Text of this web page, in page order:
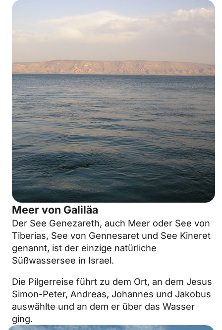
Meer von Galiläa
Der See Genezareth, auch Meer oder See von
Tiberias, See von Gennesaret und See Kineret
genannt, ist der einzige natürliche
Süßwassersee in Israel.
Die Pilgerreise führt zu dem Ort, an dem Jesus
Simon-Peter, Andreas, Johannes und Jakobus
auswählte und an dem er über das Wasser
ging.